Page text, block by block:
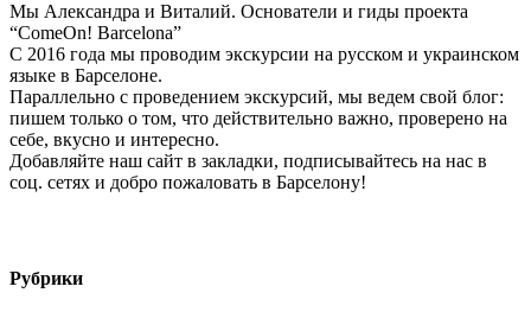
Мы Александра и Виталий. Основатели и гиды проекта
“ComeOn! Barcelona”
С 2016 года мы проводим экскурсии на русском и украинском
языке в Барселоне.
Параллельно с проведением экскурсий, мы ведем свой блог:
пишем только о том, что действительно важно, проверено на
себе, вкусно и интересно.
Добавляйте наш сайт в закладки, подписывайтесь на нас в
соц. сетях и добро пожаловать в Барселону!
Рубрики